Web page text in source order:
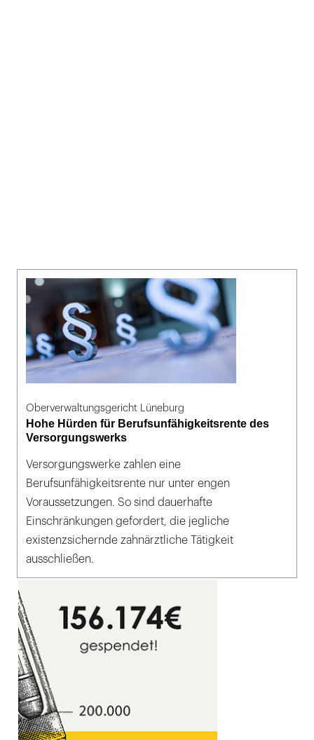
Oberverwaltungsgericht Lüneburg
Hohe Hürden für Berufsunfähigkeitsrente des
Versorgungswerks
Versorgungswerke zahlen eine
Berufsunfähigkeitsrente nur unter engen
Voraussetzungen. So sind dauerhafte
Einschränkungen gefordert, die jegliche
existenzsichernde zahnärztliche Tätigkeit
ausschließen.